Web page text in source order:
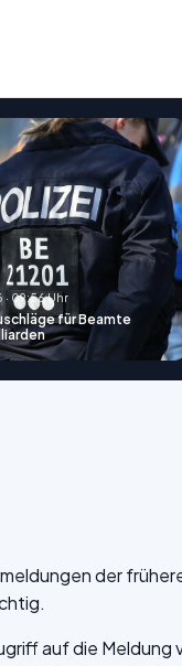
09:56 Uhr
für Beamte
der
auf die Meldung